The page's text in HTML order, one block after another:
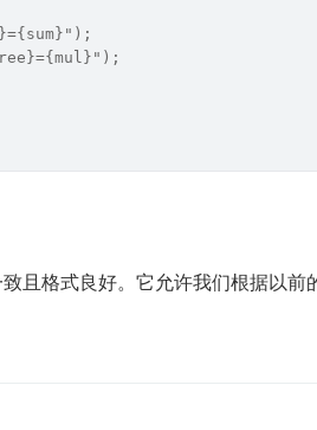
且格式良好。它允许我们根据以前